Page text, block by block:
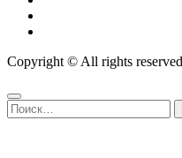
Copyright © All rights reserved
Найти: